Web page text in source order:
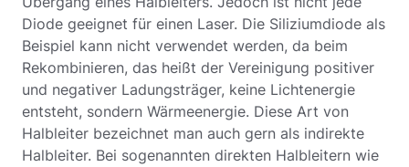
Diode geeignet für einen Laser. Die Siliziumdiode als
Beispiel kann nicht verwendet werden, da beim
Rekombinieren, das heißt der Vereinigung positiver
und negativer Ladungsträger, keine Lichtenergie
entsteht, sondern Wärmeenergie. Diese Art von
Halbleiter bezeichnet man auch gern als indirekte
Halbleiter. Bei sogenannten direkten Halbleitern wie